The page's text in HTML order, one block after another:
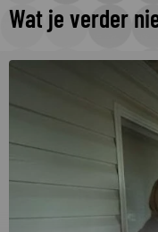
Wat je verder